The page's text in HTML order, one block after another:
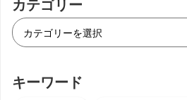
カテゴリー
キーワード